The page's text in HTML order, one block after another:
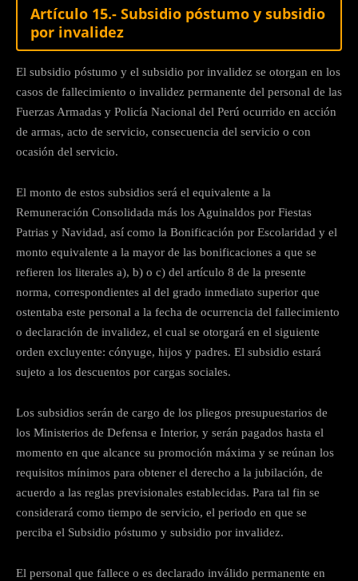
Artículo 15.- Subsidio póstumo y subsidio
por invalidez
El subsidio póstumo y el subsidio por invalidez se otorgan en los
casos de fallecimiento o invalidez permanente del personal de las
Fuerzas Armadas y Policía Nacional del Perú ocurrido en acción
de armas, acto de servicio, consecuencia del servicio o con
ocasión del servicio.
El monto de estos subsidios será el equivalente a la
Remuneración Consolidada más los Aguinaldos por Fiestas
Patrias y Navidad, así como la Bonificación por Escolaridad y el
monto equivalente a la mayor de las bonificaciones a que se
refieren los literales a), b) o c) del artículo 8 de la presente
norma, correspondientes al del grado inmediato superior que
ostentaba este personal a la fecha de ocurrencia del fallecimiento
o declaración de invalidez, el cual se otorgará en el siguiente
orden excluyente: cónyuge, hijos y padres. El subsidio estará
sujeto a los descuentos por cargas sociales.
Los subsidios serán de cargo de los pliegos presupuestarios de
los Ministerios de Defensa e Interior, y serán pagados hasta el
momento en que alcance su promoción máxima y se reúnan los
requisitos mínimos para obtener el derecho a la jubilación, de
acuerdo a las reglas previsionales establecidas. Para tal fin se
considerará como tiempo de servicio, el periodo en que se
perciba el Subsidio póstumo y subsidio por invalidez.
El personal que fallece o es declarado inválido permanente en